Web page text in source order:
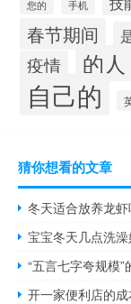
您的 手机
春节期间
疫情 的人
自己的
猜你想看的文章
冬天适合放养龙
宝宝冬天几点洗
“五言七字夸规模”
开一家便利店的成